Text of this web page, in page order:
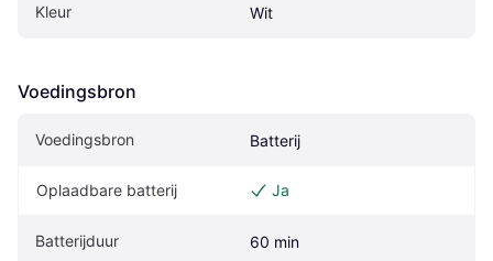
Kleur Wit
Voedingsbron
Voedingsbron Batterij
Oplaadbare batterij Ja
Batterijduur 60 min